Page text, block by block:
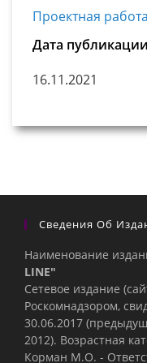
Проектная работа
Дата
16.11.2021
Сведения Об
Наименование
LINE"
Сетевое издание
Роскомнадзором,
30.06.2017
2012). Возрастная
Корман М.О. -